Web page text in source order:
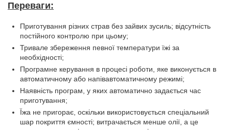
Переваги:
Приготування різних страв без зайвих зусиль; відсутність
постійного контролю при цьому;
Тривале збереження певної температури їжі за
необхідності;
Програмне керування в процесі роботи, яке виконується в
автоматичному або напівавтоматичному режимі;
Наявність програм, у яких автоматично задається час
приготування;
Їжа не пригорає, оскільки використовується спеціальний
шар покриття ємності; витрачається менше олії, а це